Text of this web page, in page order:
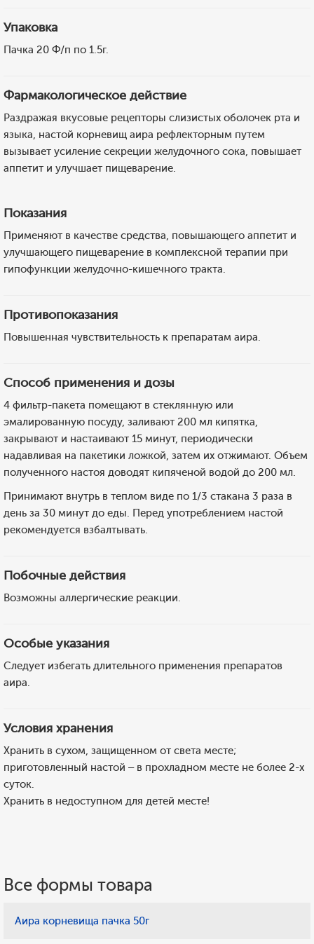
Упаковка
Пачка 20 Ф/п по 1.5г.
Фармакологическое действие
Раздражая вкусовые рецепторы слизистых оболочек рта и
языка, настой корневищ аира рефлекторным путем
вызывает усиление секреции желудочного сока, повышает
аппетит и улучшает пищеварение.
Показания
Применяют в качестве средства, повышающего аппетит и
улучшающего пищеварение в комплексной терапии при
гипофункции желудочно-кишечного тракта.
Противопоказания
Повышенная чувствительность к препаратам аира.
Способ применения и дозы
4 фильтр-пакета помещают в стеклянную или
эмалированную посуду, заливают 200 мл кипятка,
закрывают и настаивают 15 минут, периодически
надавливая на пакетики ложкой, затем их отжимают. Объем
полученного настоя доводят кипяченой водой до 200 мл.
Принимают внутрь в теплом виде по 1/3 стакана 3 раза в
день за 30 минут до еды. Перед употреблением настой
рекомендуется взбалтывать.
Побочные действия
Возможны аллергические реакции.
Особые указания
Следует избегать длительного применения препаратов
аира.
Условия хранения
Хранить в сухом, защищенном от света месте;
приготовленный настой – в прохладном месте не более 2-х
суток.
Хранить в недоступном для детей месте!
Все формы товара
Аира корневища пачка 50г